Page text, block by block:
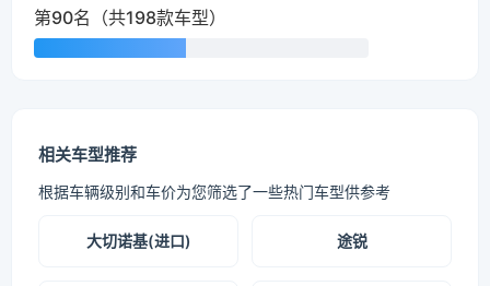
第90名（共198款车型）
相关车型推荐
根据车辆级别和车价为您筛选了一些热门车型供参考
大切诺基(进口) 途锐